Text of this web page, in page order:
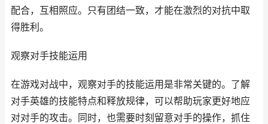
配合，互相照应。只有团结一致，才能在激烈的对抗中取
得胜利。
观察对手技能运用
在游戏对战中，观察对手的技能运用是非常关键的。了解
对手英雄的技能特点和释放规律，可以帮助玩家更好地应
对对手的攻击。同时，也需要时刻留意对手的操作，抓住